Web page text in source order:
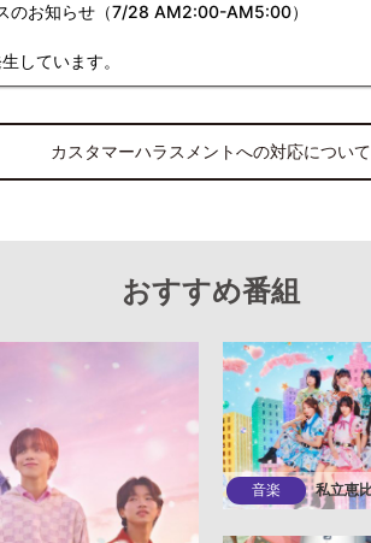
のお知らせ（7/28 AM2:00-AM5:00）
しています。
カスタマーハラスメントへの対応について
おすすめ番組